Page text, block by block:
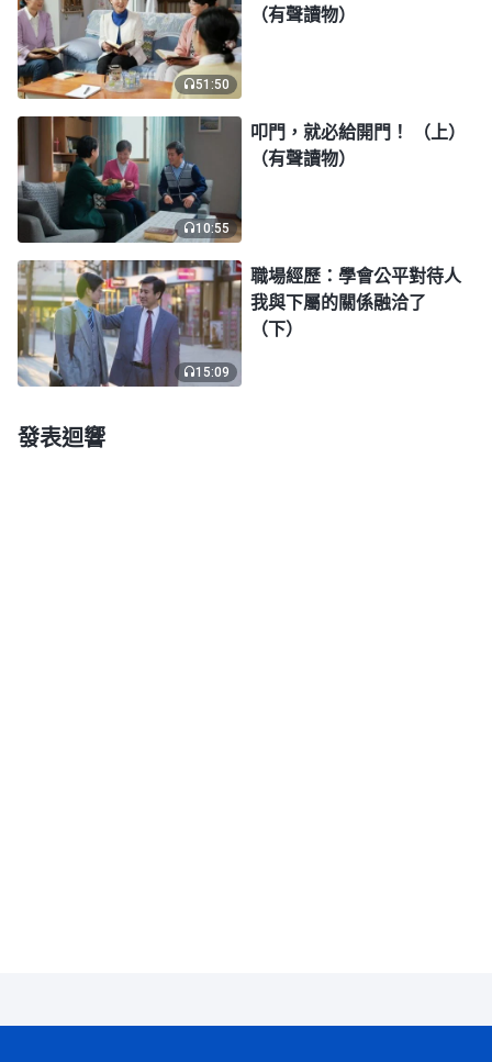
苦和困惑：「我始終都不明白，為什麽我追求成為人
上人，為了出人頭地打拼，到頭來却是苦不堪言，難
話，全能神説：「任何的偉人，任何的名人，包括所
有的人，一生所追隨的只有這兩個字——『名』和
『利』，是不是這樣？（是。）在人看，有了名和
利，人就有了享受榮華富貴、享受人生的本錢；有了
名和利，人就有了尋歡作樂、肆無忌憚地享受肉體的
本錢。為了人所要的名和利，人心甘情願地，不知不
覺地，就把自己的身、心以至于自己的一切，自己的
前途，自己的命運都交給了撒但，從來没有疑惑過，
也從來不知索回自己的所有。當人能對撒但有這樣的
「有了錢就能讓人高看，就能成為人上人」這一錯誤
51:50
（有聲讀物）
10:55
叩門，就必給開門！ （上）
（有聲讀物）
15:09
職場經歷：學會公平對待人
我與下屬的關係融洽了
（下）
發表迴響